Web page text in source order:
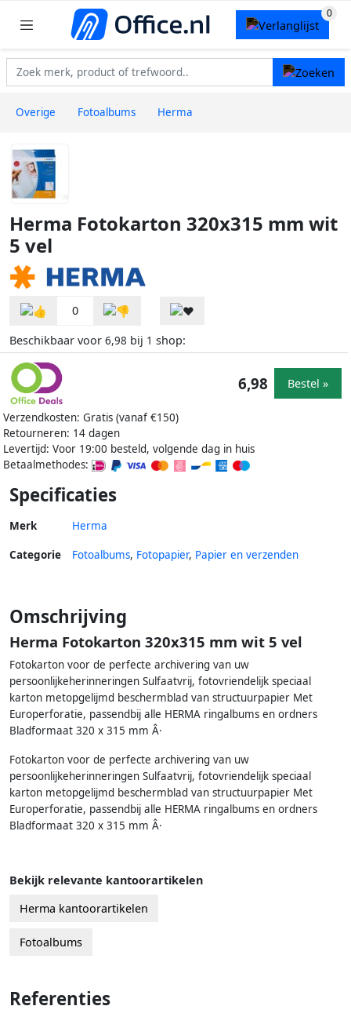
Overige Fotoalbums Herma
Herma Fotokarton 320x315 mm wit
5 vel
0
Beschikbaar voor 6,98 bij 1 shop:
Verzendkosten: Gratis (vanaf €150)
Retourneren: 14 dagen
Levertijd: Voor 19:00 besteld, volgende dag in huis
Betaalmethodes:
6,98 Bestel »
Specificaties
Merk Herma
Categorie Fotoalbums, Fotopapier, Papier en verzenden
Omschrijving
Herma Fotokarton 320x315 mm wit 5 vel
Fotokarton voor de perfecte archivering van uw
persoonlijkeherinneringen Sulfaatvrij, fotovriendelijk speciaal
karton metopgelijmd beschermblad van structuurpapier Met
Europerforatie, passendbij alle HERMA ringalbums en ordners
Bladformaat 320 x 315 mm Â·
Fotokarton voor de perfecte archivering van uw
persoonlijkeherinneringen Sulfaatvrij, fotovriendelijk speciaal
karton metopgelijmd beschermblad van structuurpapier Met
Europerforatie, passendbij alle HERMA ringalbums en ordners
Bladformaat 320 x 315 mm Â·
Bekijk relevante kantoorartikelen
Herma kantoorartikelen
Fotoalbums
Referenties